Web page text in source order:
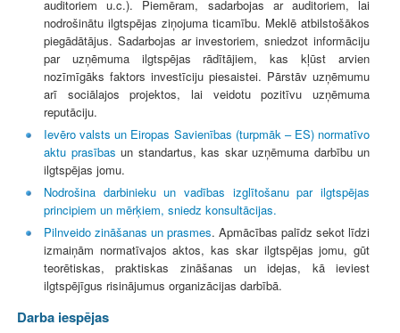
auditoriem u.c.). Piemēram, sadarbojas ar auditoriem, lai
nodrošinātu ilgtspējas ziņojuma ticamību. Meklē atbilstošākos
piegādātājus. Sadarbojas ar investoriem, sniedzot informāciju
par uzņēmuma ilgtspējas rādītājiem, kas kļūst arvien
nozīmīgāks faktors investīciju piesaistei. Pārstāv uzņēmumu
arī sociālajos projektos, lai veidotu pozitīvu uzņēmuma
reputāciju.
Ievēro valsts un Eiropas Savienības (turpmāk – ES) normatīvo
aktu prasības un standartus, kas skar uzņēmuma darbību un
ilgtspējas jomu.
Nodrošina darbinieku un vadības izglītošanu par ilgtspējas
principiem un mērķiem, sniedz konsultācijas.
Pilnveido zināšanas un prasmes. Apmācības palīdz sekot līdzi
izmaiņām normatīvajos aktos, kas skar ilgtspējas jomu, gūt
teorētiskas, praktiskas zināšanas un idejas, kā ieviest
ilgtspējīgus risinājumus organizācijas darbībā.
Darba iespējas